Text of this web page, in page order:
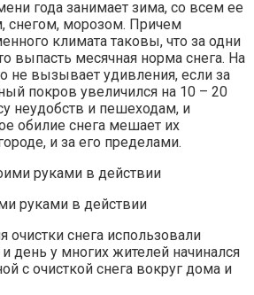
года занимает зима, со всем ее
снегом, морозом. Причем
климата таковы, что за одни
выпасть месячная норма снега. На
не вызывает удивления, если за
покров увеличился на 10 – 20
неудобств и пешеходам, и
обилие снега мешает их
и за его пределами.
руками в действии
очистки снега использовали
день у многих жителей начинался
с очисткой снега вокруг дома и